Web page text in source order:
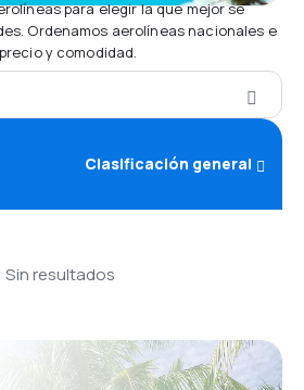
para elegir la que mejor se
Ordenamos aerolíneas nacionales e
y comodidad.
Clasificación general
Sin resultados